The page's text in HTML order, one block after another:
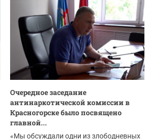
Очередное заседание
антинаркотической комиссии в
Красногорске было посвящено
главной...
«Мы обсуждали одни из злободневных